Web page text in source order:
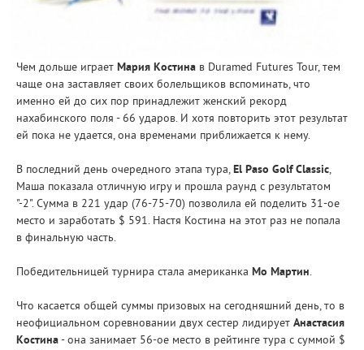
Чем дольше играет Мария Костина в Duramed Futures Tour, тем
чаще она заставляет своих болельщиков вспоминать, что
именно ей до сих пор принадлежит женский рекорд
нахабинского поля - 66 ударов. И хотя повторить этот результат
ей пока не удается, она временами приближается к нему.
В последний день очередного этапа тура,El Paso Golf Classic,
Маша показала отличную игру и прошла раунд с результатом
"-2". Сумма в 221 удар (76-75-70) позволила ей поделить 31-ое
место и заработать $ 591. Настя Костина на этот раз не попала
в финальную часть.
Победительницей турнира стала американка Мо Мартин.
Что касается общей суммы призовых на сегодняшний день, то в
неофициальном соревновании двух сестер лидирует Анастасия
Костина- она занимает 56-ое место в рейтинге тура с суммой $